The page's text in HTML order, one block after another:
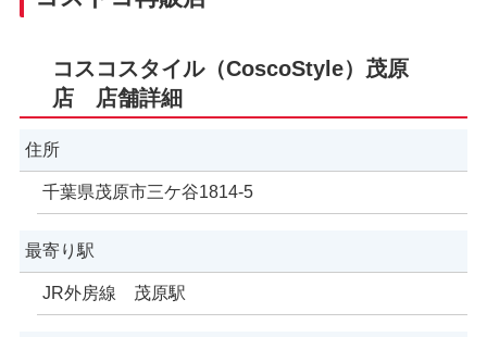
コスコスタイル（CoscoStyle）茂原
店 店舗詳細
住所
千葉県茂原市三ケ谷1814-5
最寄り駅
JR外房線 茂原駅